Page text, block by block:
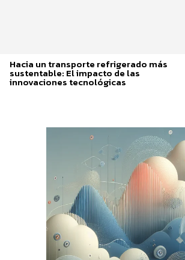
Hacia un transporte refrigerado más
sustentable: El impacto de las
innovaciones tecnológicas